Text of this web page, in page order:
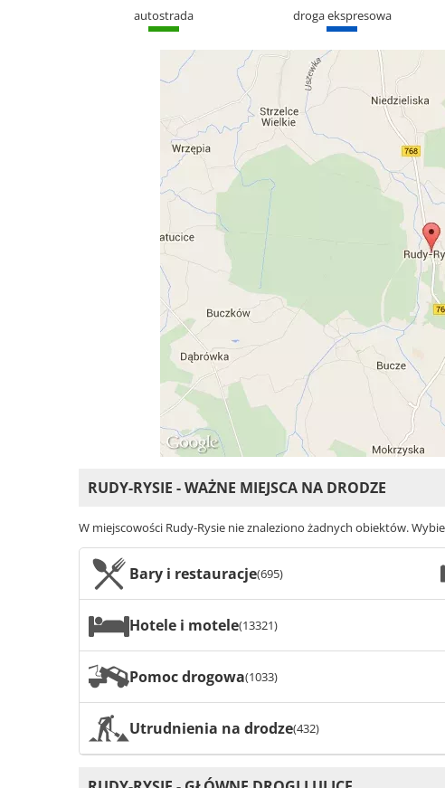
autostrada
droga ekspresowa
RUDY-RYSIE - WAŻNE MIEJSCA NA DRODZE
W miejscowości Rudy-Rysie nie znaleziono żadnych obiektów.
Bary i restauracje(695)
Hotele i motele(13321)
Pomoc drogowa(1033)
Utrudnienia na drodze(432)